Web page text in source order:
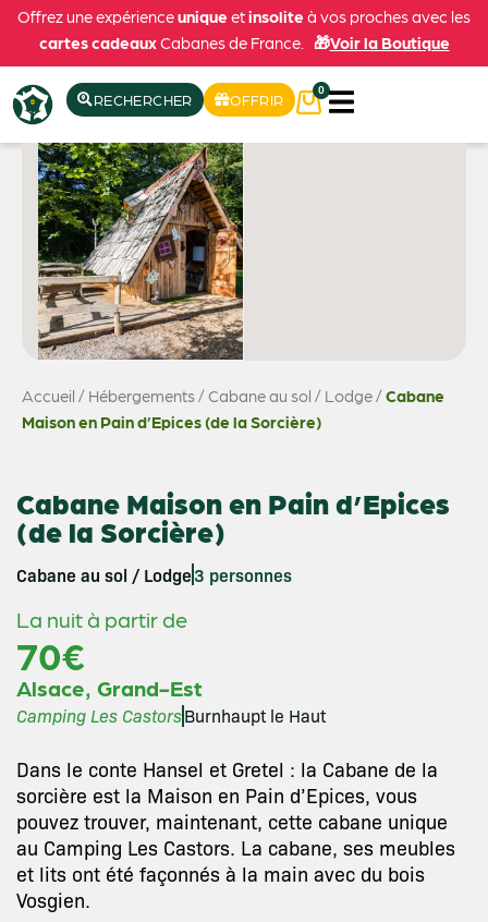
Offrez une expérienceunique etinsolite à vos proches avec les
cartes cadeauxCabanes de France. 🎁Voir la Boutique
RECHERCHER OFFRIR
0
Accueil / Hébergements/Cabane au sol / Lodge/Cabane
Maison en Pain d’Epices (de la Sorcière)
Cabane Maison en Pain d’Epices
(de la Sorcière)
Cabane au sol / Lodge3 personnes
La nuit à partir de
70€
Alsace, Grand-Est
Camping Les CastorsBurnhaupt le Haut
Dans le conte Hansel et Gretel : la Cabane de la
sorcière est la Maison en Pain d’Epices, vous
pouvez trouver, maintenant, cette cabane unique
au Camping Les Castors. La cabane, ses meubles
et lits ont été façonnés à la main avec du bois
Vosgien.